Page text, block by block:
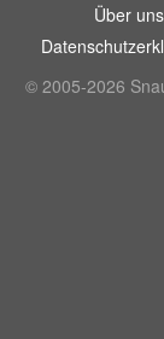
Über uns
© 2005-2026